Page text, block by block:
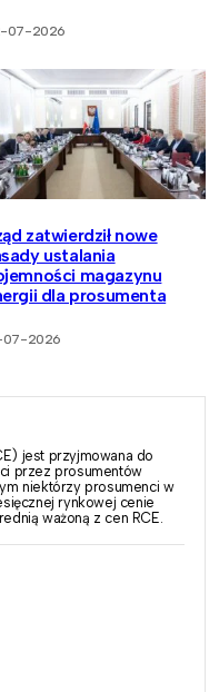
07-2026
zatwierdził nowe
ustalania
magazynu
dla prosumenta
07-2026
jest przyjmowana do
przez prosumentów
niektórzy prosumenci w
rynkowej cenie
ważoną z cen RCE.